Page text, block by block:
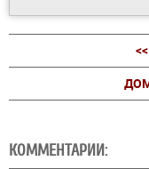
КОММЕНТАРИИ: